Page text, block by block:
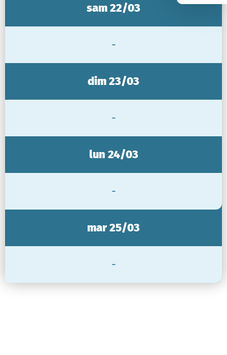
sam 22/03
-
dim 23/03
-
lun 24/03
-
mar 25/03
-